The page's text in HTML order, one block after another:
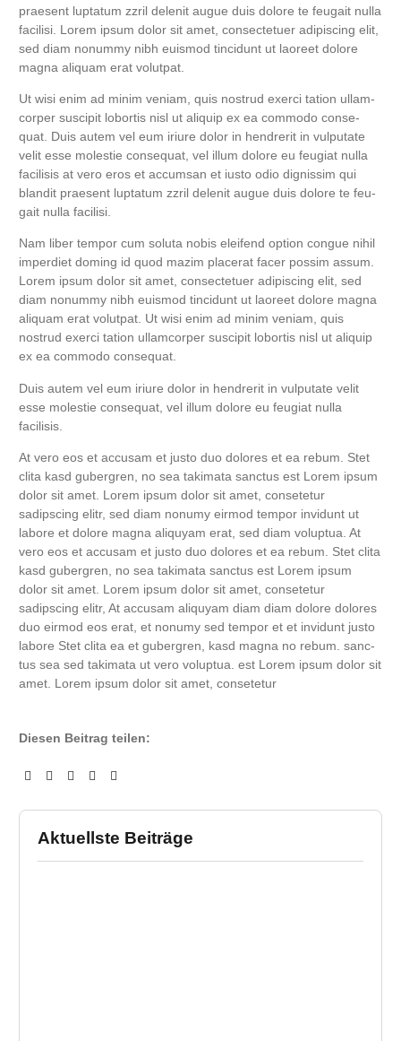
prae­sent lupt­a­tum zzril dele­nit augue duis dolo­re te feu­gait nulla
faci­li­si. Lorem ipsum dolor sit amet, con­sec­te­tuer adi­pi­scing elit,
sed diam nonum­my nibh euis­mod tin­cidunt ut lao­reet dolo­re
magna ali­quam erat volutpat.
Ut wisi enim ad minim veniam, quis nostrud exer­ci tati­on ullam­
cor­per sus­ci­pit lob­or­tis nisl ut ali­quip ex ea com­mo­do con­se­
quat. Duis autem vel eum iri­ure dolor in hendre­rit in vul­pu­ta­te
velit esse moles­tie con­se­quat, vel illum dolo­re eu feu­gi­at nulla
faci­li­sis at vero eros et accum­san et ius­to odio dig­nis­sim qui
blan­dit prae­sent lupt­a­tum zzril dele­nit augue duis dolo­re te feu­
gait nulla facilisi.
Nam liber tem­por cum solu­ta nobis eleifend opti­on con­gue nihil
imper­diet dom­ing id quod mazim pla­ce­rat facer possim assum.
Lorem ipsum dolor sit amet, con­sec­te­tuer adi­pi­scing elit, sed
diam nonum­my nibh euis­mod tin­cidunt ut lao­reet dolo­re magna
ali­quam erat volut­pat. Ut wisi enim ad minim veniam, quis
nostrud exer­ci tati­on ullam­cor­per sus­ci­pit lob­or­tis nisl ut ali­quip
ex ea com­mo­do consequat.
Duis autem vel eum iri­ure dolor in hendre­rit in vul­pu­ta­te velit
esse moles­tie con­se­quat, vel illum dolo­re eu feu­gi­at nulla
facilisis.
At vero eos et accu­sam et jus­to duo dolo­res et ea rebum. Stet
cli­ta kasd guber­gren, no sea taki­ma­ta sanc­tus est Lorem ipsum
dolor sit amet. Lorem ipsum dolor sit amet, con­sete­tur
sadipscing elitr, sed diam nonumy eirm­od tem­por invidunt ut
labo­re et dolo­re magna ali­quyam erat, sed diam volup­tua. At
vero eos et accu­sam et jus­to duo dolo­res et ea rebum. Stet cli­ta
kasd guber­gren, no sea taki­ma­ta sanc­tus est Lorem ipsum
dolor sit amet. Lorem ipsum dolor sit amet, con­sete­tur
sadipscing elitr, At accu­sam ali­quyam diam diam dolo­re dolo­res
duo eirm­od eos erat, et nonumy sed tem­por et et invidunt jus­to
labo­re Stet cli­ta ea et guber­gren, kasd magna no rebum. sanc­
tus sea sed taki­ma­ta ut vero volup­tua. est Lorem ipsum dolor sit
amet. Lorem ipsum dolor sit amet, consetetur
Diesen Beitrag teilen:
Aktuellste Beiträge